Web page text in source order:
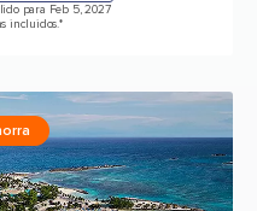
para Feb 5, 2027
incluidos.*